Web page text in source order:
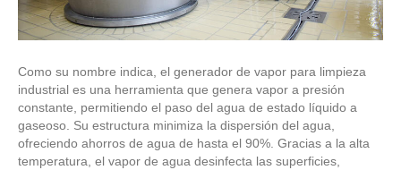
Como su nombre indica, el generador de vapor para limpieza
industrial es una herramienta que genera vapor a presión
constante, permitiendo el paso del agua de estado líquido a
gaseoso. Su estructura minimiza la dispersión del agua,
ofreciendo ahorros de agua de hasta el 90%. Gracias a la alta
temperatura, el vapor de agua desinfecta las superficies,